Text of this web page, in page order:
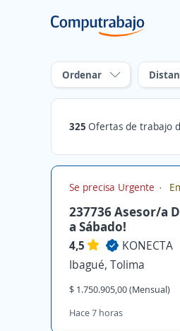
Ordenar
325 Ofertas de trabajo de CallCenter /
Se precisa Urgente
237736 Asesor/a
a Sábado!
4,5
KONECTA
Ibagué, Tolima
$ 1.750.905,00 (Mensual)
Hace 7 horas